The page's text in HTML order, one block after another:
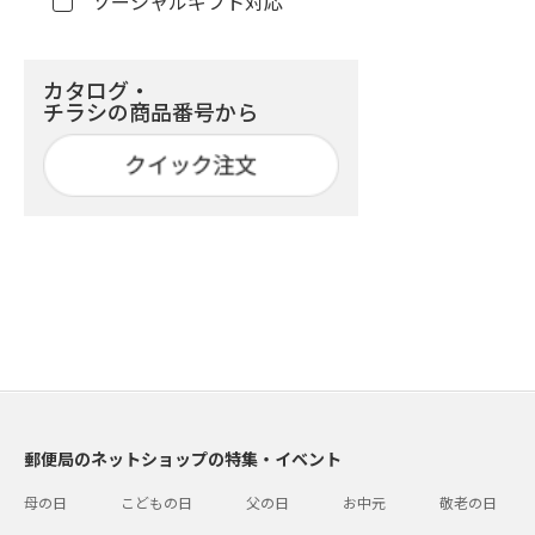
カタログ・
チラシの商品番号から
郵便局のネットショップの特集・イベント
母の日 こどもの日 父の日 お中元 敬老の日